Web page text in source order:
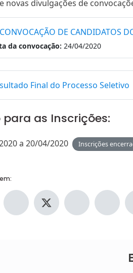
novas divulgações de
DE CANDIDATOS
da convocação: 24/04/2020
Final do Processo Seletivo
para as Inscrições:
a 20/04/2020 Inscrições